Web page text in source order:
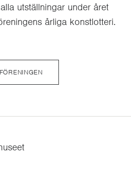
utställningar under året
årliga konstlotteri.